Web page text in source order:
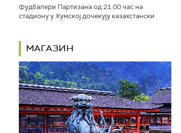
Фудбалери Партизана од 21.00 час на
стадиону у Хумској дочекују казахстански
Директан...
МАГАЗИН